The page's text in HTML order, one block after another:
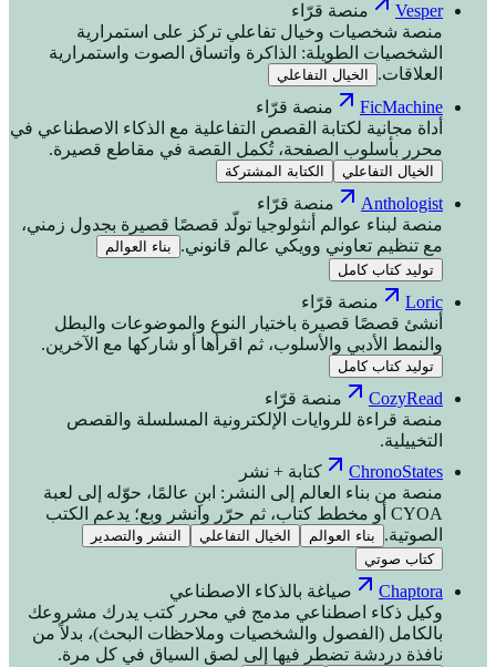
Vesper
منصة قرّاء
منصة شخصيات وخيال تفاعلي تركز على استمرارية
الشخصيات الطويلة: الذاكرة واتساق الصوت واستمرارية
العلاقات.
الخيال التفاعلي
FicMachine
منصة قرّاء
أداة مجانية لكتابة القصص التفاعلية مع الذكاء الاصطناعي في
محرر بأسلوب الصفحة، تُكمل القصة في مقاطع قصيرة.
الخيال التفاعلي الكتابة المشتركة
Anthologist
منصة قرّاء
منصة لبناء عوالم أنثولوجيا تولّد قصصًا قصيرة بجدول زمني،
مع تنظيم تعاوني وويكي عالم قانوني.
بناء العوالم
توليد كتاب كامل
Loric
منصة قرّاء
أنشئ قصصًا قصيرة باختيار النوع والموضوعات والبطل
والنمط الأدبي والأسلوب، ثم اقرأها أو شاركها مع الآخرين.
توليد كتاب كامل
CozyRead
منصة قرّاء
منصة قراءة للروايات الإلكترونية المسلسلة والقصص
التخييلية.
ChronoStates
كتابة + نشر
منصة من بناء العالم إلى النشر: ابنِ عالمًا، حوّله إلى لعبة
CYOA أو مخطط كتاب، ثم حرّر وانشر وبِع؛ يدعم الكتب
الصوتية.
بناء العوالم الخيال التفاعلي
النشر والتصدير
كتاب صوتي
Chaptora
صياغة بالذكاء الاصطناعي
وكيل ذكاء اصطناعي مدمج في محرر كتب يدرك مشروعك
بالكامل (الفصول والشخصيات وملاحظات البحث)، بدلاً من
نافذة دردشة تضطر فيها إلى لصق السياق في كل مرة.